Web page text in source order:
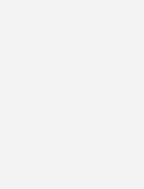
festzuhalten,
unter den
Und warum
eigenen
sollten, bleibt auch
entscheiden.
nicht anspricht:
Methanpyrolyse zu